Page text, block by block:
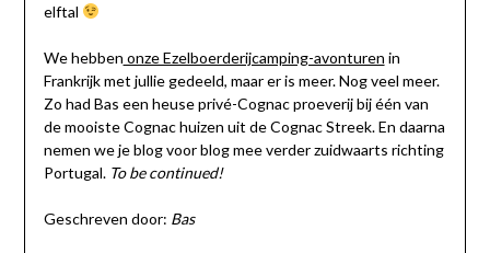
elftal
We hebben onze Ezelboerderijcamping-avonturen in
Frankrijk met jullie gedeeld, maar er is meer. Nog veel meer.
Zo had Bas een heuse privé-Cognac proeverij bij één van
de mooiste Cognac huizen uit de Cognac Streek. En daarna
nemen we je blog voor blog mee verder zuidwaarts richting
Portugal. To be continued!
Geschreven door: Bas